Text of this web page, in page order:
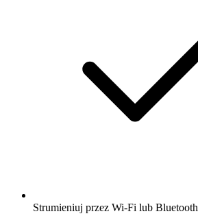
Strumieniuj przez Wi-Fi lub Bluetooth